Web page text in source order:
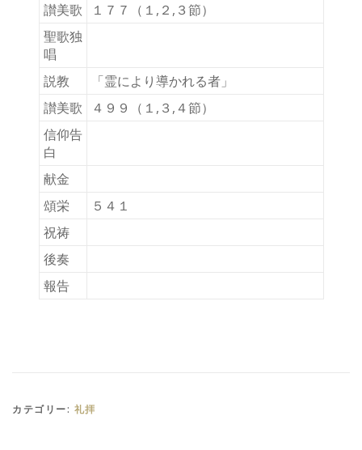
讃美歌
１７７（１,２,３節）
聖歌独
唱
説教
「霊により導かれる者」
讃美歌
４９９（１,３,４節）
信仰告
白
献金
頌栄
５４１
祝祷
後奏
報告
カテゴリー: 礼拝